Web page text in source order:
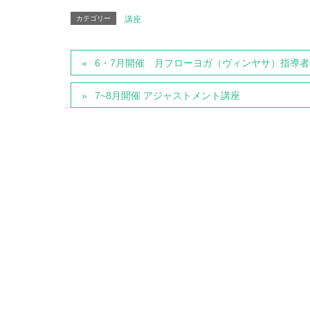
カテゴリー 講座
6・7月開催 月フローヨガ（ヴィンヤサ）指導
7~8月開催 アジャストメント講座